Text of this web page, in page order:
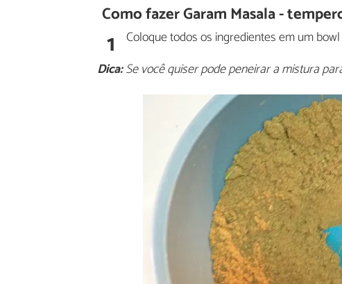
Como fazer Garam Masala -
1 Coloque todos os ingredientes em um
Dica:Se você quiser pode peneirar a mistura